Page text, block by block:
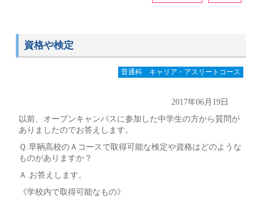
資格や検定
普通科 キャリア・アスリートコース
2017年06月19日
以前、オープンキャンパスに参加した中学生の方から質問が
ありましたのでお答えします。
Ｑ.早鞆高校のＡコースで取得可能な検定や資格はどのような
ものがありますか？
Ａ.お答えします。
《学校内で取得可能なもの》